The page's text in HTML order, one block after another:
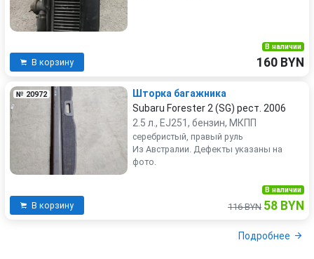
В корзину
В наличии
160 BYN
№ 20972
Шторка багажника
Subaru Forester 2 (SG) рест. 2006
2.5 л., EJ251, бензин, МКПП
серебристый, правый руль
Из Австралии. Дефекты указаны на
фото.
В корзину
В наличии
116 BYN 58 BYN
Подробнее